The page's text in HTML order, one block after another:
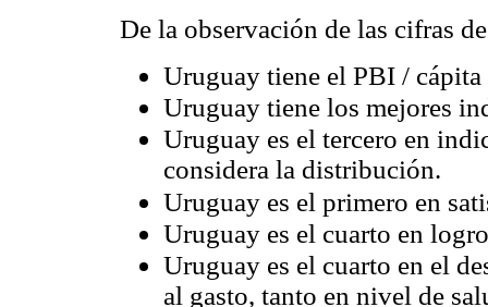
De la observación de las cifras
Uruguay tiene el PBI / cápita
Uruguay tiene los mejores
Uruguay es el tercero en
considera la distribución.
Uruguay es el primero en
Uruguay es el cuarto en
Uruguay es el cuarto en el
al gasto, tanto en nivel de